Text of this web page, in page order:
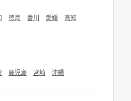
徳島 香川 愛媛 高知
鹿児島 宮崎 沖縄